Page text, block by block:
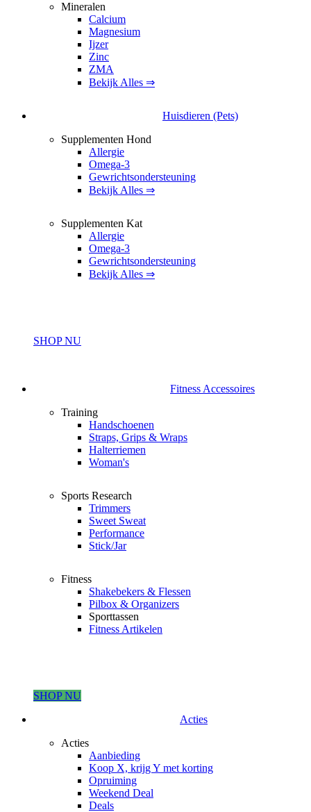
Mineralen
Calcium
Magnesium
Ijzer
Zinc
ZMA
Bekijk Alles ⇒
Huisdieren (Pets)
Supplementen Hond
Allergie
Omega-3
Gewrichtsondersteuning
Bekijk Alles ⇒
Supplementen Kat
Allergie
Omega-3
Gewrichtsondersteuning
Bekijk Alles ⇒
SHOP NU
Fitness Accessoires
Training
Handschoenen
Straps, Grips & Wraps
Halterriemen
Woman's
Sports Research
Trimmers
Sweet Sweat
Performance
Stick/Jar
Fitness
Shakebekers & Flessen
Pilbox & Organizers
Sporttassen
Fitness Artikelen
SHOP NU
Acties
Acties
Aanbieding
Koop X, krijg Y met korting
Opruiming
Weekend Deal
Deals